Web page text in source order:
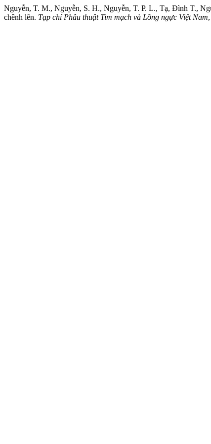
Nguyễn, T. M., Nguyễn, S. H., Nguyễn, T. P. L., Tạ, Đình T.,
chênh lên. Tạp chí Phẫu thuật Tim mạch và Lồng ngực Việt Nam,